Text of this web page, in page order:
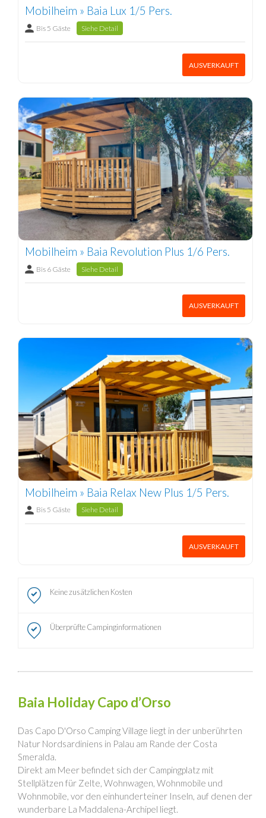
Mobilheim » Baia Lux 1/5 Pers.
Bis 5 Gäste Siehe Detail
AUSVERKAUFT
Mobilheim » Baia Revolution Plus 1/6 Pers.
Bis 6 Gäste Siehe Detail
AUSVERKAUFT
Mobilheim » Baia Relax New Plus 1/5 Pers.
Bis 5 Gäste Siehe Detail
AUSVERKAUFT
Keine zusätzlichen Kosten
Überprüfte Campinginformationen
Baia Holiday Capo d’Orso
Das Capo D'Orso Camping Village liegt in der unberührten
Natur Nordsardiniens in Palau am Rande der Costa
Smeralda.
Direkt am Meer befindet sich der Campingplatz mit
Stellplätzen für Zelte, Wohnwagen, Wohnmobile und
Wohnmobile, vor den einhunderteiner Inseln, auf denen der
wunderbare La Maddalena-Archipel liegt.